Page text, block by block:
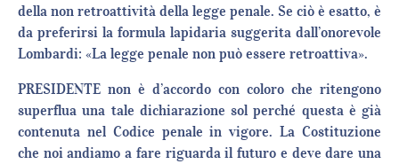
della non retroattività della legge penale. Se ciò è esatto, è
da preferirsi la formula lapidaria suggerita dall’onorevole
Lombardi: «La legge penale non può essere retroattiva».
PRESIDENTE non è d’accordo con coloro che ritengono
superflua una tale dichiarazione sol perché questa è già
contenuta nel Codice penale in vigore. La Costituzione
che noi andiamo a fare riguarda il futuro e deve dare una